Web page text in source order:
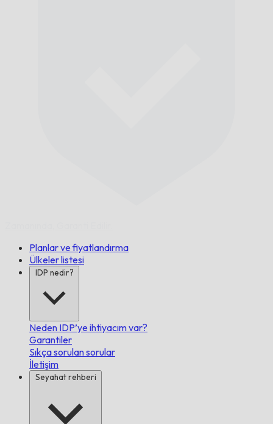
Planlar ve fiyatlandırma
Ülkeler listesi
IDP nedir?
Neden IDP’ye ihtiyacım var?
Garantiler
Sıkça sorulan sorular
İletişim
Seyahat rehberi